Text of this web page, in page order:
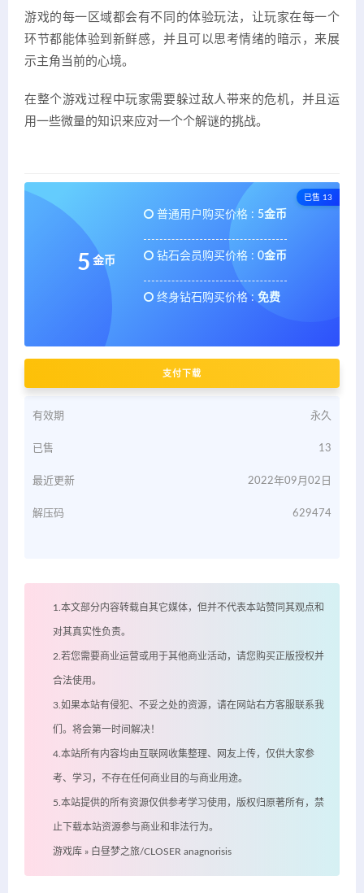
游戏的每一区域都会有不同的体验玩法，让玩家在每一个
环节都能体验到新鲜感，并且可以思考情绪的暗示，来展
示主角当前的心境。
在整个游戏过程中玩家需要躲过敌人带来的危机，并且运
用一些微量的知识来应对一个个解谜的挑战。
已售 13
5 金币
普通用户购买价格 : 5金币
钻石会员购买价格 : 0金币
终身钻石购买价格 : 免费
支付下载
有效期 永久
已售 13
最近更新 2022年09月02日
解压码 629474
1.本文部分内容转载自其它媒体，但并不代表本站赞同其观点和
对其真实性负责。
2.若您需要商业运营或用于其他商业活动，请您购买正版授权并
合法使用。
3.如果本站有侵犯、不妥之处的资源，请在网站右方客服联系我
们。将会第一时间解决！
4.本站所有内容均由互联网收集整理、网友上传，仅供大家参
考、学习，不存在任何商业目的与商业用途。
5.本站提供的所有资源仅供参考学习使用，版权归原著所有，禁
止下载本站资源参与商业和非法行为。
游戏库 » 白昼梦之旅/CLOSER anagnorisis